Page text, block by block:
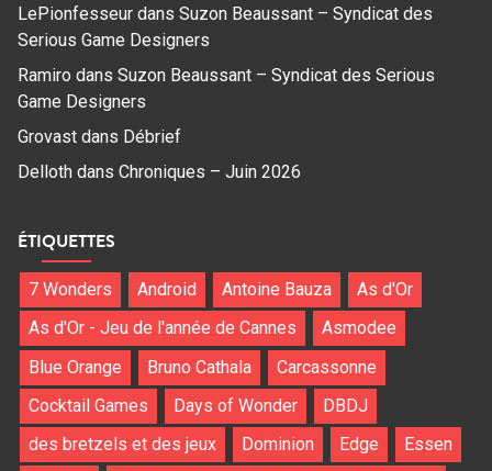
LePionfesseur dans Suzon Beaussant – Syndicat des
Serious Game Designers
Ramiro dans Suzon Beaussant – Syndicat des Serious
Game Designers
Grovast dans Débrief
Delloth dans Chroniques – Juin 2026
ÉTIQUETTES
7 Wonders Android Antoine Bauza
As d'Or
As d'Or - Jeu de l'année de Cannes
Asmodee
Blue Orange
Bruno Cathala
Carcassonne
Cocktail Games
Days of Wonder
DBDJ
des bretzels et des jeux
Dominion Edge
Essen